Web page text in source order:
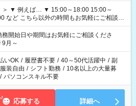
～
気軽にご相談く
開始日や期間はお気軽にご相談くださ
月～
いOK / 履歴書不要 / 40～50代活躍中 / 副
服装自由 / シフト勤務 / 10名以上の大量募
/ パソコンスキル不要
応募する 詳細へ